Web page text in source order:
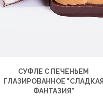
СУФЛЕ С ПЕЧЕНЬЕМ
ГЛАЗИРОВАННОЕ "СЛАДКАЯ
ФАНТАЗИЯ"